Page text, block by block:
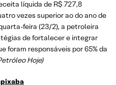
líquida de R$ 727,8
vezes superior ao do ano de
feira (23/2), a petroleira
de fortalecer e integrar
foram responsáveis por 65% da
Hoje)